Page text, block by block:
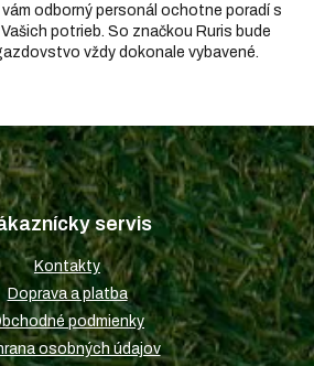
odborný personál ochotne poradí s
potrieb. So značkou Ruris bude
vždy dokonale vybavené.
servis
Kontakty
Doprava a platba
podmienky
osobných údajov